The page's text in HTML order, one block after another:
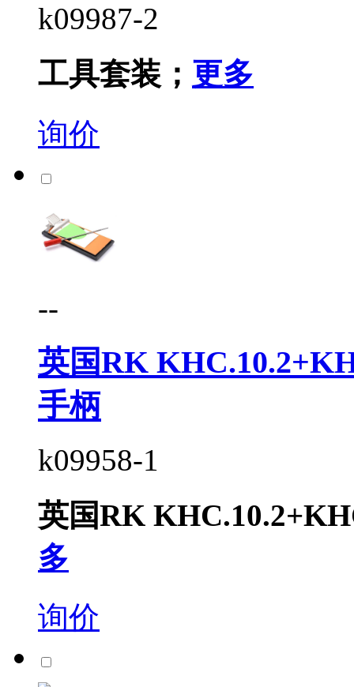
k09987-2
工具套装； 更多
询价
--
英国RK
手柄
k09958-1
英国RK
多
询价